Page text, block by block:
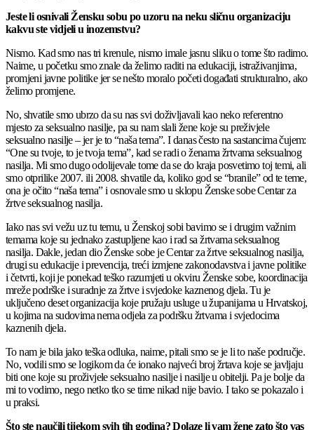
Jeste li osnivali Žensku sobu po uzoru na neku sličnu organizaciju
kakvu ste vidjeli u inozemstvu?
Nismo. Kad smo nas tri krenule, nismo imale jasnu sliku o tome što radimo.
Naime, u početku smo znale da želimo raditi na edukaciji, istraživanjima,
promjeni javne politike jer se nešto moralo početi događati strukturalno, ako
želimo promjene.
No, shvatile smo ubrzo da su nas svi doživljavali kao neko referentno
mjesto za seksualno nasilje, pa su nam slali žene koje su preživjele
seksualno nasilje – jer je to “naša tema”. I danas često na sastancima čujem:
“One su tvoje, to je tvoja tema”, kad se radi o ženama žrtvama seksualnog
nasilja. Mi smo dugo odolijevale tome da se do kraja posvetimo toj temi, ali
smo otprilike 2007. ili 2008. shvatile da, koliko god se “branile” od te teme,
ona je očito “naša tema” i osnovale smo u sklopu Ženske sobe Centar za
žrtve seksualnog nasilja.
Iako nas svi vežu uz tu temu, u Ženskoj sobi bavimo se i drugim važnim
temama koje su jednako zastupljene kao i rad sa žrtvama seksualnog
nasilja. Dakle, jedan dio Ženske sobe je Centar za žrtve seksualnog nasilja,
drugi su edukacije i prevencija, treći izmjene zakonodavstva i javne politike
i četvrti, koji je ponekad teško razumjeti u okviru Ženske sobe, koordinacija
mreže podrške i suradnje za žrtve i svjedoke kaznenog djela. Tu je
uključeno deset organizacija koje pružaju usluge u županijama u Hrvatskoj,
u kojima na sudovima nema odjela za podršku žrtvama i svjedocima
kaznenih djela.
To nam je bila jako teška odluka, naime, pitali smo se je li to naše područje.
No, vodili smo se logikom da će ionako najveći broj žrtava koje se javljaju
biti one koje su proživjele seksualno nasilje i nasilje u obitelji. Pa je bolje da
mi to vodimo, nego netko tko se time nikad nije bavio. I tako se pokazalo i
u praksi.
Što ste naučili tijekom svih tih godina? Dolaze li vam žene zato što vas